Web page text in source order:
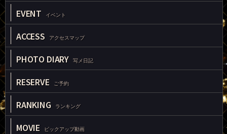
EVENT イベント
ACCESS アクセスマップ
PHOTO DIARY 写メ日記
RESERVE ご予約
RANKING ランキング
MOVIE ピックアップ動画